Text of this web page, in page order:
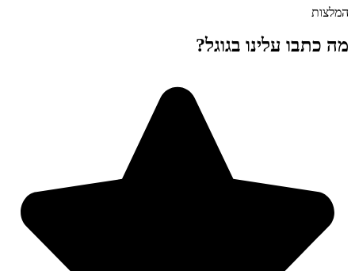
המלצות
מה כתבו עלינו בגוגל?